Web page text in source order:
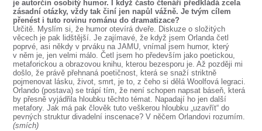
je autorčin osobitý humor. I když často čtenáři předkládá zcela
zásadní otázky, vždy tak činí jen napůl vážně. Je tvým cílem
přenést i tuto rovinu románu do dramatizace?
Určitě. Myslím si, že humor otevírá dveře. Diskuze o složitých
věcech je pak lidštější. Je zajímavé, že když jsem Orlanda četl
poprvé, asi někdy v prváku na JAMU, vnímal jsem humor, který
v něm je, jen velmi málo. Četl jsem ho především jako poetickou,
metaforickou a obrazovou knihu, kterou bezesporu je. Až později mi
došlo, že právě přehnaná poetičnost, která se snaží striktně
pojmenovat lásku, život, smrt, je to, z čeho si dělá Woolfová legraci.
Orlando (postava) se trápí tím, že není schopen napsat báseň, která
by přesně vyjádřila hloubku těchto témat. Napadají ho jen další
metafory. Jak má pak člověk tuto veškerou hloubku „uzavřít“ do
pevných struktur divadelní inscenace? V něčem Orlandovi rozumím.
(smích)